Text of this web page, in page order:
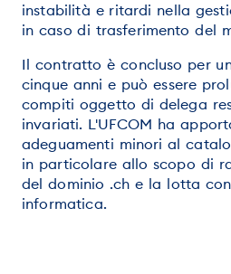
instabilità e ritardi nella
in caso di trasferimento del
Il contratto è concluso per
cinque anni e può essere
compiti oggetto di delega
invariati. L'UFCOM ha
adeguamenti minori al
in particolare allo scopo di
del dominio .ch e la lotta
informatica.